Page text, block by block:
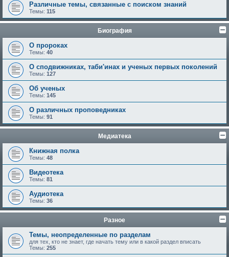
Различные темы, связанные с поиском знаний
Темы: 115
Биография
О пророках
Темы: 40
О сподвижниках, таби'инах и ученых первых поколений
Темы: 127
Об ученых
Темы: 145
О различных проповедниках
Темы: 91
Медиатека
Книжная полка
Темы: 48
Видеотека
Темы: 81
Аудиотека
Темы: 36
Разное
Темы, неопределенные по разделам
для тех, кто не знает, где начать тему или в какой раздел вписать
Темы: 255